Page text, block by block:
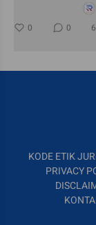
0 0
KODE ETIK
PRIVACY